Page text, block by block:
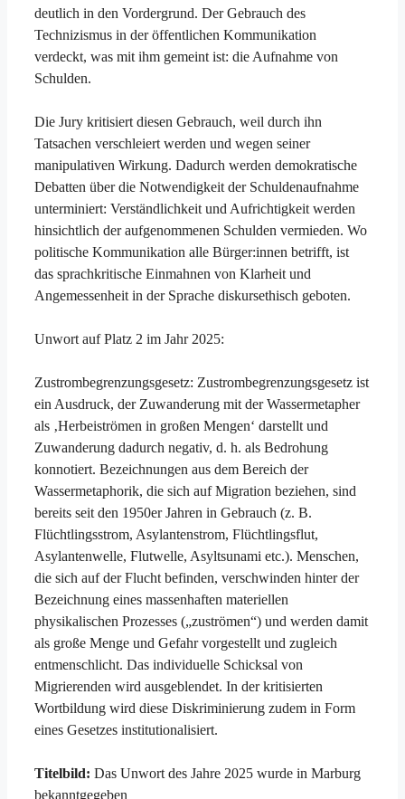
deutlich in den Vordergrund. Der Gebrauch des
Technizismus in der öffentlichen Kommunikation
verdeckt, was mit ihm gemeint ist: die Aufnahme von
Schulden.
Die Jury kritisiert diesen Gebrauch, weil durch ihn
Tatsachen verschleiert werden und wegen seiner
manipulativen Wirkung. Dadurch werden demokratische
Debatten über die Notwendigkeit der Schuldenaufnahme
unterminiert: Verständlichkeit und Aufrichtigkeit werden
hinsichtlich der aufgenommenen Schulden vermieden. Wo
politische Kommunikation alle Bürger:innen betrifft, ist
das sprachkritische Einmahnen von Klarheit und
Angemessenheit in der Sprache diskursethisch geboten.
Unwort auf Platz 2 im Jahr 2025:
Zustrombegrenzungsgesetz: Zustrombegrenzungsgesetz ist
ein Ausdruck, der Zuwanderung mit der Wassermetapher
als ‚Herbeiströmen in großen Mengen‘ darstellt und
Zuwanderung dadurch negativ, d. h. als Bedrohung
konnotiert. Bezeichnungen aus dem Bereich der
Wassermetaphorik, die sich auf Migration beziehen, sind
bereits seit den 1950er Jahren in Gebrauch (z. B.
Flüchtlingsstrom, Asylantenstrom, Flüchtlingsflut,
Asylantenwelle, Flutwelle, Asyltsunami etc.). Menschen,
die sich auf der Flucht befinden, verschwinden hinter der
Bezeichnung eines massenhaften materiellen
physikalischen Prozesses („zuströmen“) und werden damit
als große Menge und Gefahr vorgestellt und zugleich
entmenschlicht. Das individuelle Schicksal von
Migrierenden wird ausgeblendet. In der kritisierten
Wortbildung wird diese Diskriminierung zudem in Form
eines Gesetzes institutionalisiert.
Titelbild: Das Unwort des Jahre 2025 wurde in Marburg
bekanntgegeben